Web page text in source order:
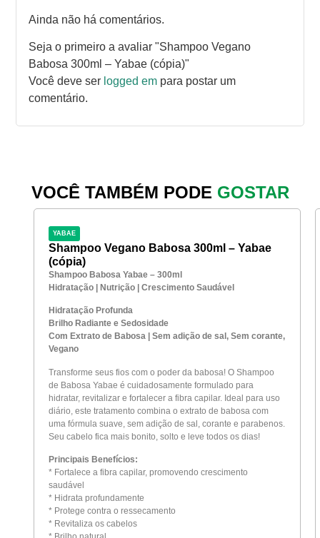
Ainda não há comentários.
Seja o primeiro a avaliar "Shampoo Vegano
Babosa 300ml – Yabae (cópia)"
Você deve ser logged empara postar um
comentário.
VOCÊ TAMBÉM PODE GOSTAR
YABAE
Shampoo Vegano Babosa 300ml – Yabae
(cópia)
Shampoo Babosa Yabae – 300ml
Hidratação | Nutrição | Crescimento Saudável
Hidratação Profunda
Brilho Radiante e Sedosidade
Com Extrato de Babosa | Sem adição de sal, Sem corante,
Vegano
Transforme seus fios com o poder da babosa! O Shampoo
de Babosa Yabae é cuidadosamente formulado para
hidratar, revitalizar e fortalecer a fibra capilar. Ideal para uso
diário, este tratamento combina o extrato de babosa com
uma fórmula suave, sem adição de sal, corante e parabenos.
Seu cabelo fica mais bonito, solto e leve todos os dias!
Principais Benefícios:
* Fortalece a fibra capilar, promovendo crescimento
saudável
* Hidrata profundamente
* Protege contra o ressecamento
* Revitaliza os cabelos